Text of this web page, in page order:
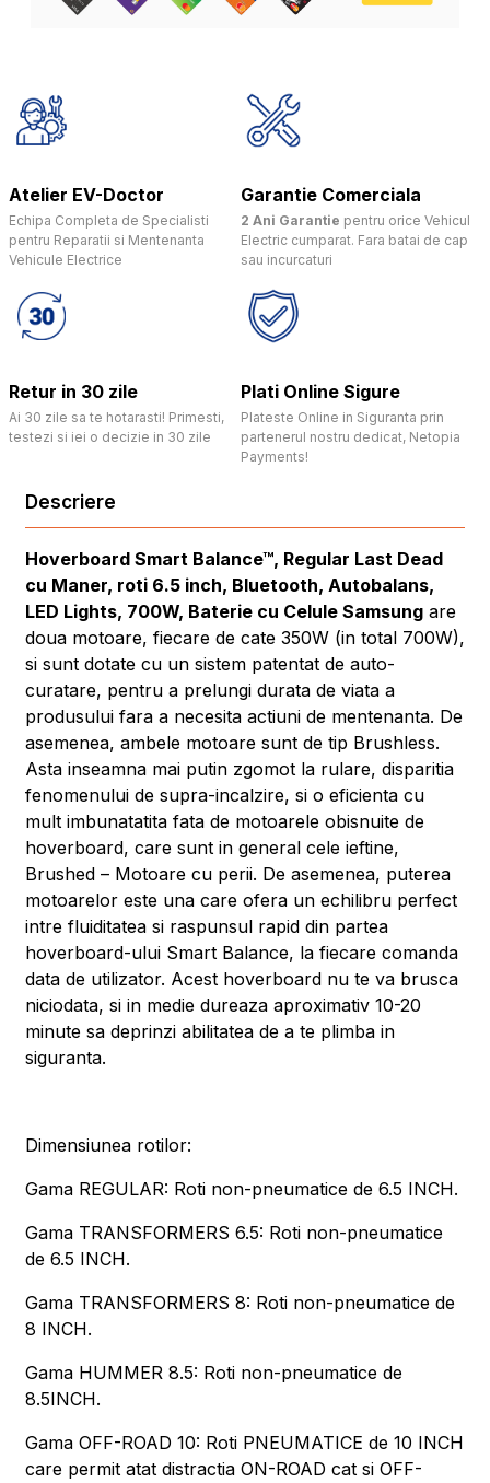
Atelier EV-Doctor
Echipa Completa de Specialisti
pentru Reparatii si Mentenanta
Vehicule Electrice
Garantie Comerciala
2 Ani Garantie pentru orice Vehicul
Electric cumparat. Fara batai de cap
sau incurcaturi
Retur in 30 zile
Ai 30 zile sa te hotarasti! Primesti,
testezi si iei o decizie in 30 zile
Plati Online Sigure
Plateste Online in Siguranta prin
partenerul nostru dedicat, Netopia
Payments!
Descriere
Hoverboard Smart Balance™, Regular Last Dead
cu Maner, roti 6.5 inch, Bluetooth, Autobalans,
LED Lights, 700W, Baterie cu Celule Samsung are
doua motoare, fiecare de cate 350W (in total 700W),
si sunt dotate cu un sistem patentat de auto-
curatare, pentru a prelungi durata de viata a
produsului fara a necesita actiuni de mentenanta. De
asemenea, ambele motoare sunt de tip Brushless.
Asta inseamna mai putin zgomot la rulare, disparitia
fenomenului de supra-incalzire, si o eficienta cu
mult imbunatatita fata de motoarele obisnuite de
hoverboard, care sunt in general cele ieftine,
Brushed – Motoare cu perii. De asemenea, puterea
motoarelor este una care ofera un echilibru perfect
intre fluiditatea si raspunsul rapid din partea
hoverboard-ului Smart Balance, la fiecare comanda
data de utilizator. Acest hoverboard nu te va brusca
niciodata, si in medie dureaza aproximativ 10-20
minute sa deprinzi abilitatea de a te plimba in
siguranta.
Dimensiunea rotilor:
Gama REGULAR: Roti non-pneumatice de 6.5 INCH.
Gama TRANSFORMERS 6.5: Roti non-pneumatice
de 6.5 INCH.
Gama TRANSFORMERS 8: Roti non-pneumatice de
8 INCH.
Gama HUMMER 8.5: Roti non-pneumatice de
8.5INCH.
Gama OFF-ROAD 10: Roti PNEUMATICE de 10 INCH
care permit atat distractia ON-ROAD cat si OFF-